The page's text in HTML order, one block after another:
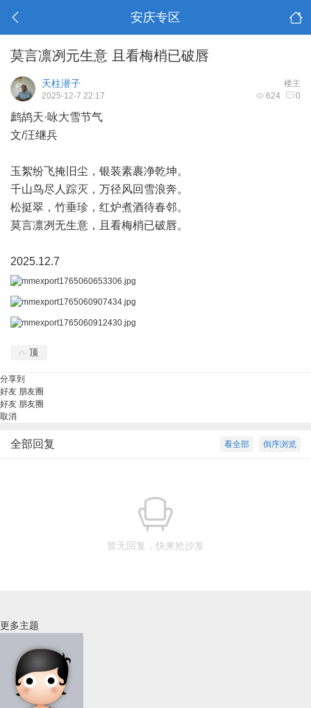
安庆专区
莫言凛冽元生意 且看梅梢已破唇
楼主
天柱潜子
624 0
2025-12-7 22:17
鹧鸪天·咏大雪节气
文/汪继兵
玉絮纷飞掩旧尘，银装素裹净乾坤。
千山鸟尽人踪灭，万径风回雪浪奔。
松挺翠，竹垂珍，红炉煮酒待春邻。
莫言凛冽无生意，且看梅梢已破唇。
2025.12.7
顶
分享到
好友 朋友圈
好友 朋友圈
取消
倒序浏览
看全部
全部回复
暂无回复，快来抢沙发
更多主题